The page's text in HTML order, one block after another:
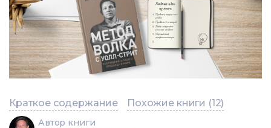
Краткое содержание Похожие книги (12)
Автор книги